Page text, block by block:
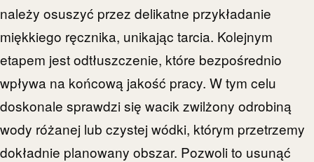
należy osuszyć przez delikatne przykładanie
miękkiego ręcznika, unikając tarcia. Kolejnym
etapem jest odtłuszczenie, które bezpośrednio
wpływa na końcową jakość pracy. W tym celu
doskonale sprawdzi się wacik zwilżony odrobiną
wody różanej lub czystej wódki, którym przetrzemy
dokładnie planowany obszar. Pozwoli to usunąć